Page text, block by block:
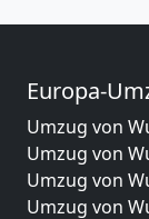
Europa-
Umzug von
Umzug von
Umzug von
Umzug von